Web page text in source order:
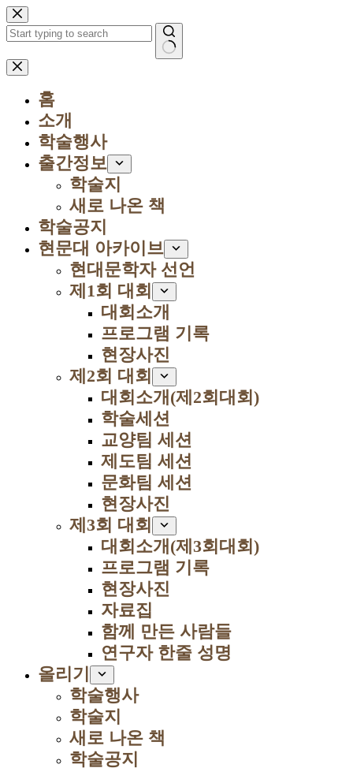
본
문
으
로
건
결
홈
소개
학술행사
출간정보
학술지
새로 나온 책
학술공지
현문대 아카이브
현대문학자 선언
제1회 대회
대회소개
프로그램 기록
현장사진
제2회 대회
대회소개(제2회대회)
학술세션
교양팀 세션
제도팀 세션
문화팀 세션
현장사진
제3회 대회
대회소개(제3회대회)
프로그램 기록
현장사진
자료집
함께 만든 사람들
연구자 한줄 성명
올리기
학술행사
학술지
새로 나온 책
학술공지